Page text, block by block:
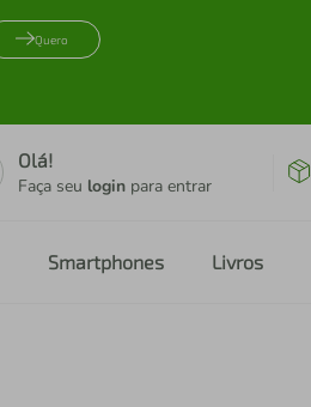
Quero
Olá!
Faça seu login para entrar
Smartphones Livros